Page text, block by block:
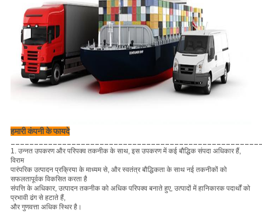
हमारी कंपनी के फायदे
1. उन्नत उपकरण और परिपक्व तकनीक के साथ, इस उपकरण में कई बौद्धिक संपदा अधिकार हैं,
विराम
पारंपरिक उत्पादन प्रक्रिया के माध्यम से, और स्वतंत्र बौद्धिकता के साथ नई तकनीकों को
सफलतापूर्वक विकसित करता है
संपत्ति के अधिकार, उत्पादन तकनीक को अधिक परिपक्व बनाते हुए, उत्पादों में हानिकारक पदार्थों को
प्रभावी ढंग से हटाते हैं,
और गुणवत्ता अधिक स्थिर है।